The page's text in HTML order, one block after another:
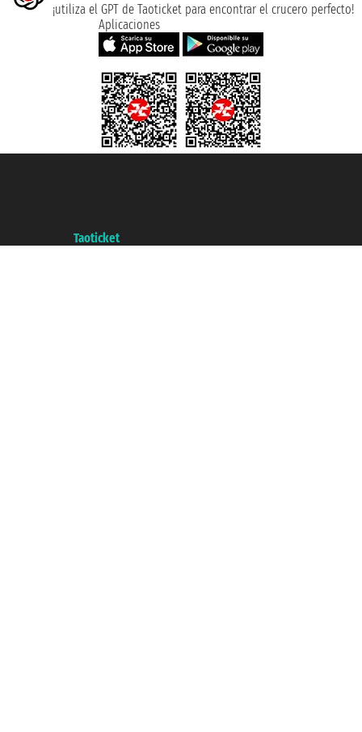
¡utiliza el GPT de Taoticket para encontrar el crucero perfecto!
Aplicaciones
Taoticket